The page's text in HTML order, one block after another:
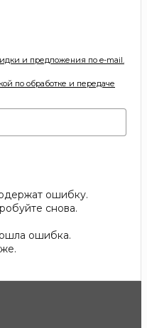
и предложения по e-mail.
по обработке и передаче
ошибку.
снова.
ошибка.